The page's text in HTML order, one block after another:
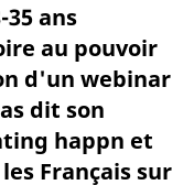
35 ans
au pouvoir
d'un webinar
dit son
happn et
Français sur